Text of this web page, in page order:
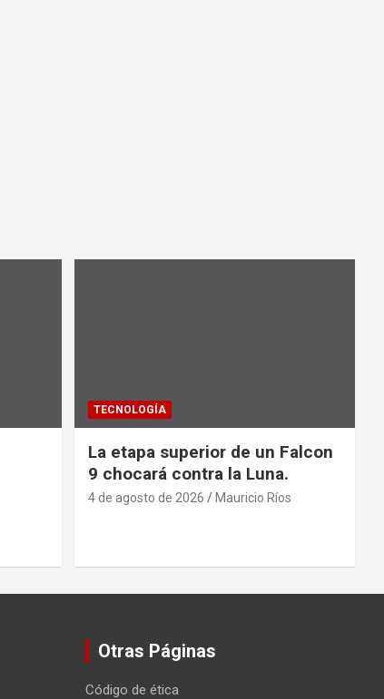
TECNOLOGÍA
La etapa superior de un Falcon
9 chocará contra la Luna.
4 de agosto de 2026 Mauricio Ríos
Otras Páginas
Código de ética